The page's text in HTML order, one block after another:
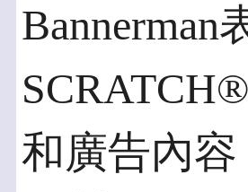
和廣告內